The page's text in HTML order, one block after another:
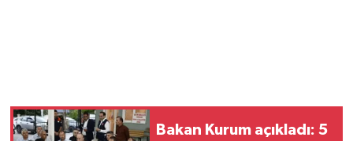
Bakan Kurum açıkladı: 5
Siyaset